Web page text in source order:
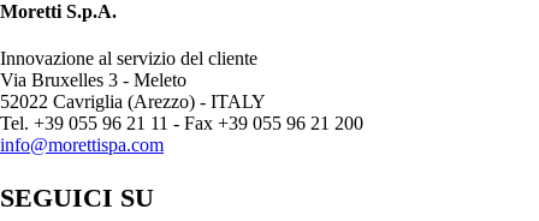
Moretti S.p.A.
Innovazione al servizio del cliente
Via Bruxelles 3 - Meleto
52022 Cavriglia (Arezzo) - ITALY
Tel. +39 055 96 21 11 - Fax +39 055 96 21 200
info@morettispa.com
SEGUICI SU